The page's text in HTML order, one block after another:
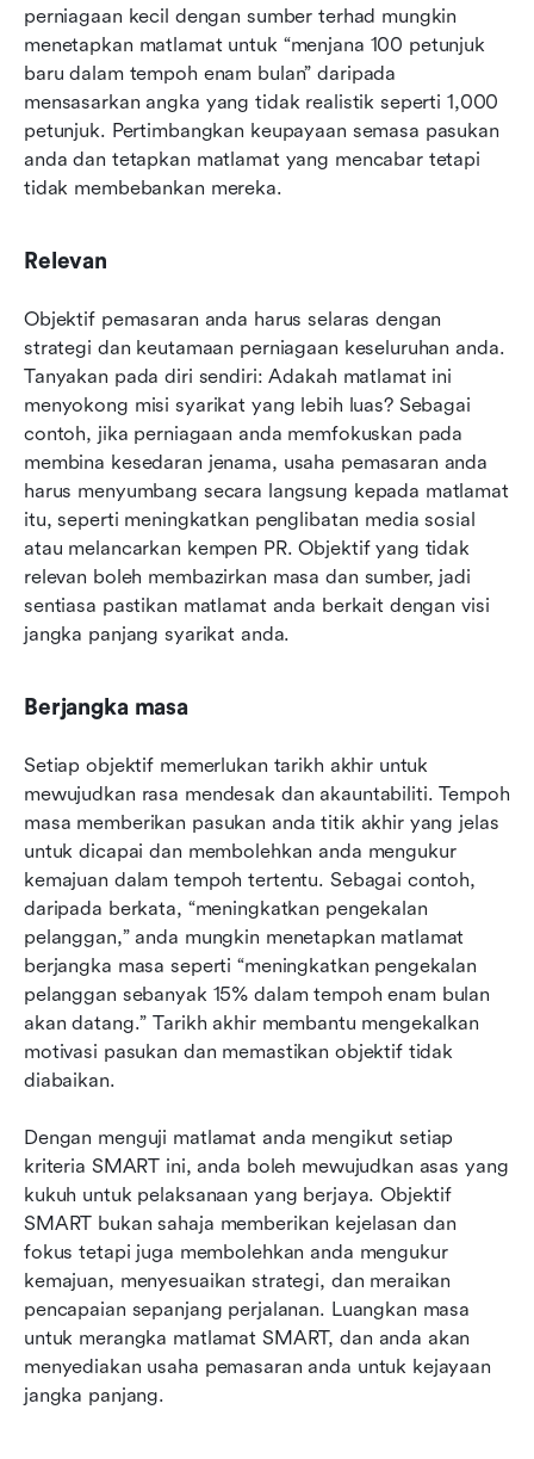
perniagaan kecil dengan sumber terhad mungkin
menetapkan matlamat untuk “menjana 100 petunjuk
baru dalam tempoh enam bulan” daripada
mensasarkan angka yang tidak realistik seperti 1,000
petunjuk. Pertimbangkan keupayaan semasa pasukan
anda dan tetapkan matlamat yang mencabar tetapi
tidak membebankan mereka.
Relevan
Objektif pemasaran anda harus selaras dengan
strategi dan keutamaan perniagaan keseluruhan anda.
Tanyakan pada diri sendiri: Adakah matlamat ini
menyokong misi syarikat yang lebih luas? Sebagai
contoh, jika perniagaan anda memfokuskan pada
membina kesedaran jenama, usaha pemasaran anda
harus menyumbang secara langsung kepada matlamat
itu, seperti meningkatkan penglibatan media sosial
atau melancarkan kempen PR. Objektif yang tidak
relevan boleh membazirkan masa dan sumber, jadi
sentiasa pastikan matlamat anda berkait dengan visi
jangka panjang syarikat anda.
Berjangka masa
Setiap objektif memerlukan tarikh akhir untuk
mewujudkan rasa mendesak dan akauntabiliti. Tempoh
masa memberikan pasukan anda titik akhir yang jelas
untuk dicapai dan membolehkan anda mengukur
kemajuan dalam tempoh tertentu. Sebagai contoh,
daripada berkata, “meningkatkan pengekalan
pelanggan,” anda mungkin menetapkan matlamat
berjangka masa seperti “meningkatkan pengekalan
pelanggan sebanyak 15% dalam tempoh enam bulan
akan datang.” Tarikh akhir membantu mengekalkan
motivasi pasukan dan memastikan objektif tidak
diabaikan.
Dengan menguji matlamat anda mengikut setiap
kriteria SMART ini, anda boleh mewujudkan asas yang
kukuh untuk pelaksanaan yang berjaya. Objektif
SMART bukan sahaja memberikan kejelasan dan
fokus tetapi juga membolehkan anda mengukur
kemajuan, menyesuaikan strategi, dan meraikan
pencapaian sepanjang perjalanan. Luangkan masa
untuk merangka matlamat SMART, dan anda akan
menyediakan usaha pemasaran anda untuk kejayaan
jangka panjang.